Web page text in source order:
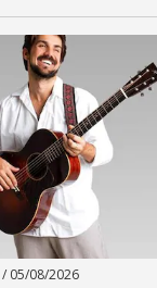
/ 05/08/2026